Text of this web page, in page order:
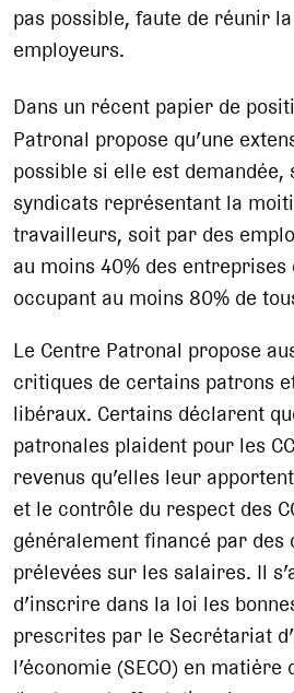
pas possible, faute de réunir
employeurs.
Dans un récent papier de
Patronal propose qu’une
possible si elle est demandée,
syndicats représentant la
travailleurs, soit par des
au moins 40% des
occupant au moins 80% de
Le Centre Patronal propose
critiques de certains patrons
libéraux. Certains déclarent
patronales plaident pour les
revenus qu’elles leur
et le contrôle du respect des
généralement financé par des
prélevées sur les salaires. Il
d’inscrire dans la loi les
prescrites par le Secrétariat
l’économie (SECO) en